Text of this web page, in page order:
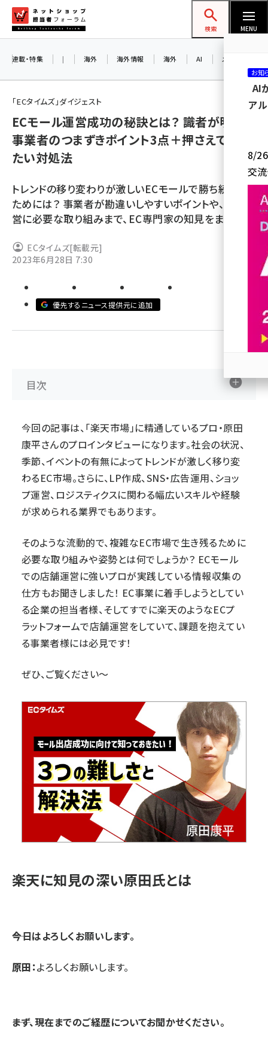
ン
ネットショップ担当者フォーラム
検索 MENU
amazon (2255)
yahoo (1906)
ecbeing (1210)
アスクル (1122)
base (1081)
ビィ・フォアード (776)
revico (744)
連載・特集 | 海外 海外情報 海外 AI メタバース
「ECタイムズ」ダイジェスト
ECモール運営成功の秘訣とは？ 識者が明かす
事業者のつまずきポイント3点＋押さえておき
たい対処法
トレンドの移り変わりが激しいECモールで勝ち続ける
ためには？ 事業者が勘違いしやすいポイントや、店舗運
営に必要な取り組みまで、EC専門家の知見をまとめる
ECタイムズ[転載元]
2023年6月28日 7:30
優先するニュース提供元に追加
目次
今回の記事は、「楽天市場」に精通しているプロ・原田
康平さんのプロインタビューになります。社会の状況、
季節、イベントの有無によってトレンドが激しく移り変
わるEC市場。さらに、LP作成、SNS・広告運用、ショッ
プ運営、ロジスティクスに関わる幅広いスキルや経験
が求められる業界でもあります。
そのような流動的で、複雑なEC市場で生き残るために
必要な取り組みや姿勢とは何でしょうか？ ECモール
での店舗運営に強いプロが実践している情報収集の
仕方もお聞きしました！ EC事業に着手しようとしてい
る企業の担当者様、そしてすでに楽天のようなECプ
ラットフォームで店舗運営をしていて、課題を抱えてい
る事業者様には必見です！
ぜひ、ご覧ください～
楽天に知見の深い原田氏とは
⸺今日はよろしくお願いします。
原田：よろしくお願いします。
⸺まず、現在までのご経歴についてお聞かせください。
お知
AI
ア
8/26
交
参